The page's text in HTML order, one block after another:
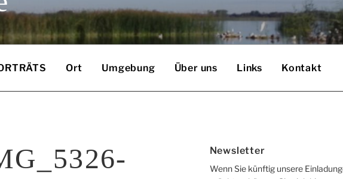
Ort Umgebung Über uns Links Kontakt
Newsletter
Wenn Sie künftig unsere